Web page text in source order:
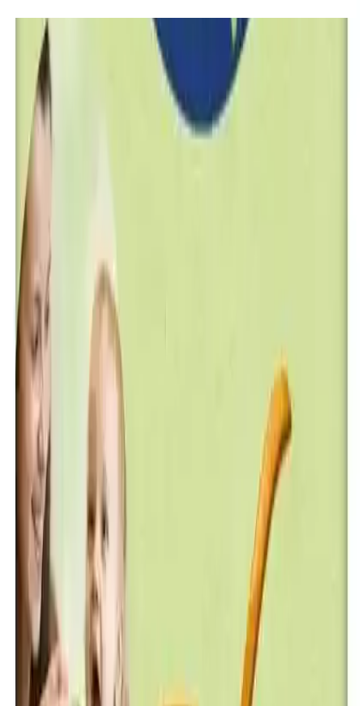
İçeriğin ve Besin Değerlerinin Öne Çıkan
Özellikleri
Besleyici ve Vitamin Zengini
Bu mama, A, D, C vitaminleri ile B6 ve B12 vitaminleri ve folik asit
kaynağıdır. Ayrıca, kalsiyum, demir ve çinko gibi mineraller
bakımından zengindir. Bu sayede, bebeğin kemik gelişimi,
bağışıklık sistemi ve genel sağlık durumu desteklenir.
Doğal ve Güvenli İçerik
Türk Gıda Kodeksi Bebek ve Çocuk Ek Gıda tebliğine uygun
olarak, ürün GDO ve koruyucu katkı maddesi içermez. Kullanılan
bal, uzman analizler sonucu bebek beslenmesine uygun
bulunmuştur. Ürün, modern teknolojilerle üretilip, hava geçirmeyen
ambalajlarda korunarak hijyen ve tazelik garantisi sağlar.
Ek Besinlere Uygun
Bebeklerin sindirim sistemi henüz hassas olduğu için, bu mama, ek
besinlere geçiş döneminde, sıralı ve dikkatli bir şekilde tanıtılmalıdır.
Bu yaklaşım, bebeğin yeni besinleri kolayca sindirmesine imkan
Kullanım ve Hazırlık
Mama, suyla hazırlanır ve devam sütü içerdiği için, ilave süt
eklenmesine gerek kalmaz. Bu pratik kullanım, ebeveynlerin
zamandan tasarruf etmesine ve bebeğin beslenme rutinine uyum
sağlamasına olanak tanır.
Müşteri Geri Bildirimleri ve Puanlama
Ürünün genel kullanıcı memnuniyeti oldukça yüksektir; ortalama
puan 4.8 olarak kaydedilmiştir. Kullanıcılar, özellikle "uzun süre tok
tutması" ve "doyurucu karışım" özelliklerini övgüyle dile getirir. Bu
da, ürünün bebeğin ihtiyacı olan enerjiyi sağladığını ve tatmin edici
olduğunu gösterir.
Ürün ve Pazar Konumu